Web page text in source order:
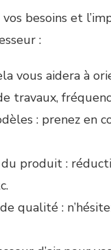
besoins et
:
vous aidera à
travaux,
: prenez en
produit :
qualité :